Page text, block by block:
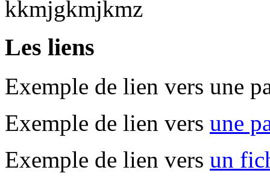
kkmjgkmjkmz
Les liens
Exemple de lien vers une
Exemple de lien vers une
Exemple de lien vers un